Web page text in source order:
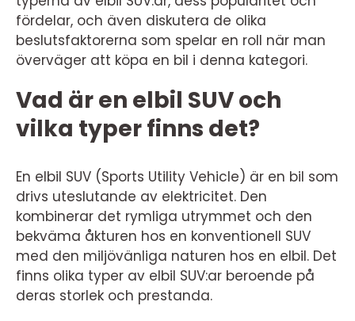
fördelar, och även diskutera de olika
beslutsfaktorerna som spelar en roll när man
överväger att köpa en bil i denna kategori.
Vad är en elbil SUV och
vilka typer finns det?
En elbil SUV (Sports Utility Vehicle) är en bil som
drivs uteslutande av elektricitet. Den
kombinerar det rymliga utrymmet och den
bekväma åkturen hos en konventionell SUV
med den miljövänliga naturen hos en elbil. Det
finns olika typer av elbil SUV:ar beroende på
deras storlek och prestanda.